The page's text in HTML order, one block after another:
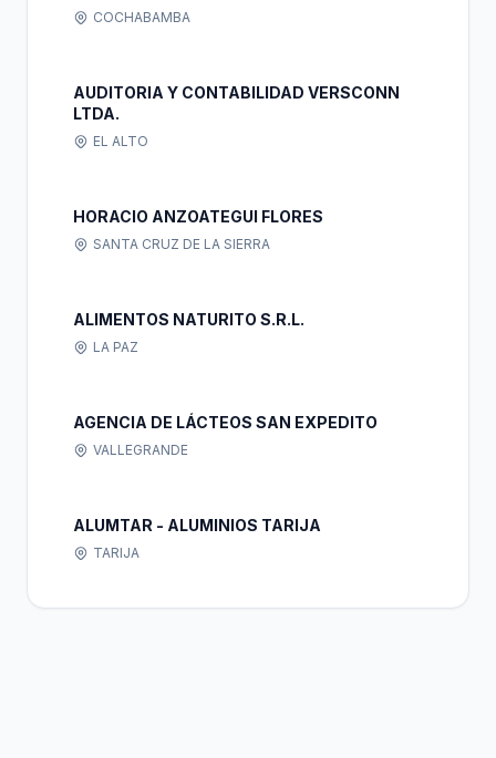
COCHABAMBA
AUDITORIA Y CONTABILIDAD VERSCONN
LTDA.
EL ALTO
HORACIO ANZOATEGUI FLORES
SANTA CRUZ DE LA SIERRA
ALIMENTOS NATURITO S.R.L.
LA PAZ
AGENCIA DE LÁCTEOS SAN EXPEDITO
VALLEGRANDE
ALUMTAR - ALUMINIOS TARIJA
TARIJA